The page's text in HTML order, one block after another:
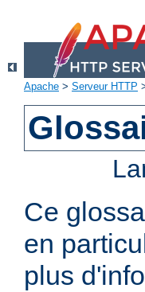
Apache > Serveur HTTP
Ce
en
plus